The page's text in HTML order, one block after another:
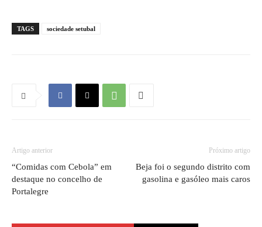
TAGS sociedade setubal
Artigo anterior
“Comidas com Cebola” em
destaque no concelho de
Portalegre
Próximo artigo
Beja foi o segundo distrito com
gasolina e gasóleo mais caros